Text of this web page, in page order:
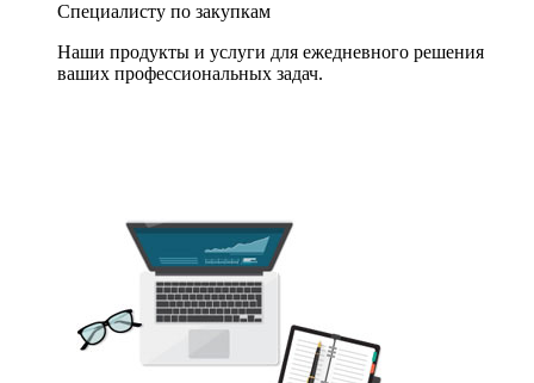
Специалисту по закупкам
Наши продукты и услуги для ежедневного решения
ваших профессиональных задач.